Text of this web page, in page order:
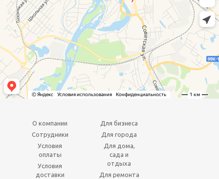
О компании
Сотрудники
Условия
оплаты
Условия
доставки
Для бизнеса
Для города
Для дома,
сада и
отдыха
Для ремонта